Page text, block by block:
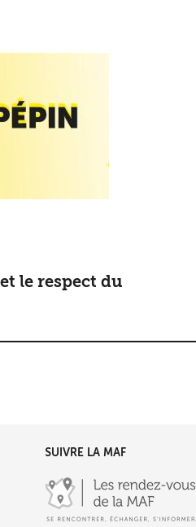
le respect du
SUIVRE LA MAF